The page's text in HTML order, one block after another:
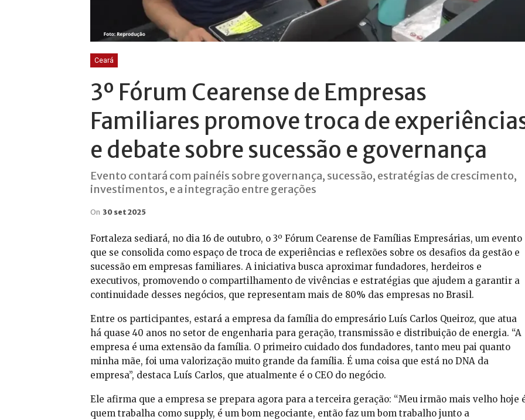
Ceará
3º Fórum Cearense de Empresas
Familiares promove troca de
e debate sobre sucessão e governança
Evento contará com painéis sobre governança, sucessão, estratégias de crescimento,
investimentos, e a integração entre gerações
On 30 set 2025
Fortaleza sediará, no dia 16 de outubro, o 3º Fórum Cearense de Famílias Empresárias, um evento
que se consolida como espaço de troca de experiências e reflexões sobre os desafios da gestão e
sucessão em empresas familiares. A iniciativa busca aproximar fundadores, herdeiros e
executivos, promovendo o compartilhamento de vivências e estratégias que ajudem a garantir a
continuidade desses negócios, que representam mais de 80% das empresas no Brasil.
Entre os participantes, estará a empresa da família do empresário Luís Carlos Queiroz, que atua
há quase 40 anos no setor de engenharia para geração, transmissão e distribuição de energia. “A
empresa é uma extensão da família. O primeiro cuidado dos fundadores, tanto meu pai quanto
minha mãe, foi uma valorização muito grande da família. É uma coisa que está no DNA da
empresa”, destaca Luís Carlos, que atualmente é o CEO do negócio.
Ele afirma que a empresa se prepara agora para a terceira geração: “Meu irmão mais velho hoje
quem trabalha como supply, é um bom negociante, então faz um bom trabalho junto a